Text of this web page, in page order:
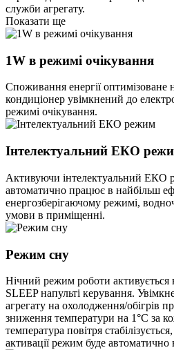
служби агрегату.
Показати ще
1W в режимі очікування
Споживання енергії оптимізоване
кондиціонер увімкнений до
режимі очікування.
Інтелектуальний ЕКО
Активуючи інтелектуальний ЕКО
автоматично працює в найбільш
енергозберігаючому режимі,
умови в приміщенні.
Режим сну
Нічний режим роботи
SLEEP напульті керування.
агрегату на охолодження/обігрів
зниження температури на 1°С за
температура повітря
активації режим буде автоматично